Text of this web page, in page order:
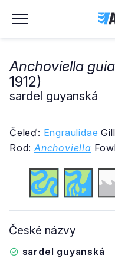
Anchoviella
1912)
sardel guyanská
Čeleď: Engraulidae
Rod: Anchoviella
České názvy
sardel guyanská